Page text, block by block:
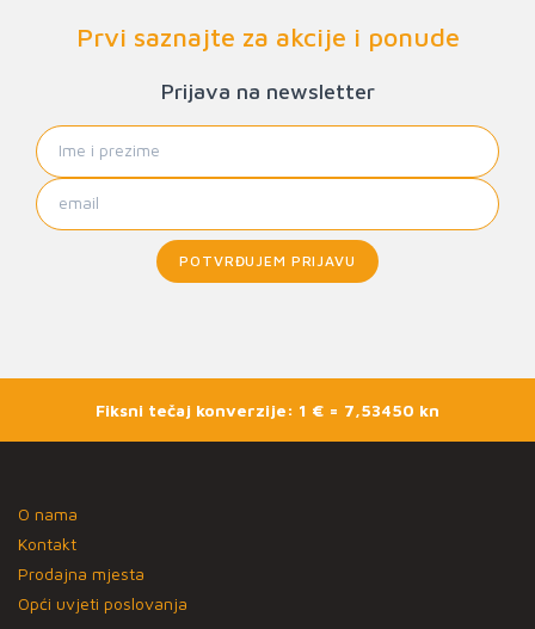
Prvi saznajte za akcije i ponude
Prijava na newsletter
POTVRĐUJEM PRIJAVU
Fiksni tečaj konverzije: 1 € = 7,53450 kn
O nama
Kontakt
Prodajna mjesta
Opći uvjeti poslovanja